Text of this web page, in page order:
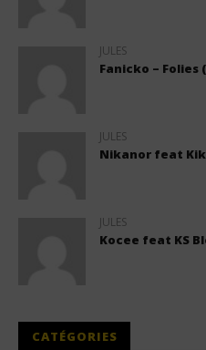
JULES
Fanicko – Folies
JULES
Nikanor feat
JULES
Kocee feat KS
CATÉGORIES